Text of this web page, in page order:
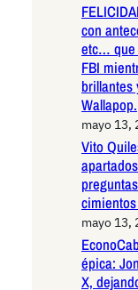
con
etc… que
FBI
brillantes
Wallapop.
mayo 13,
Vito
mayo 13,
épica:
X,